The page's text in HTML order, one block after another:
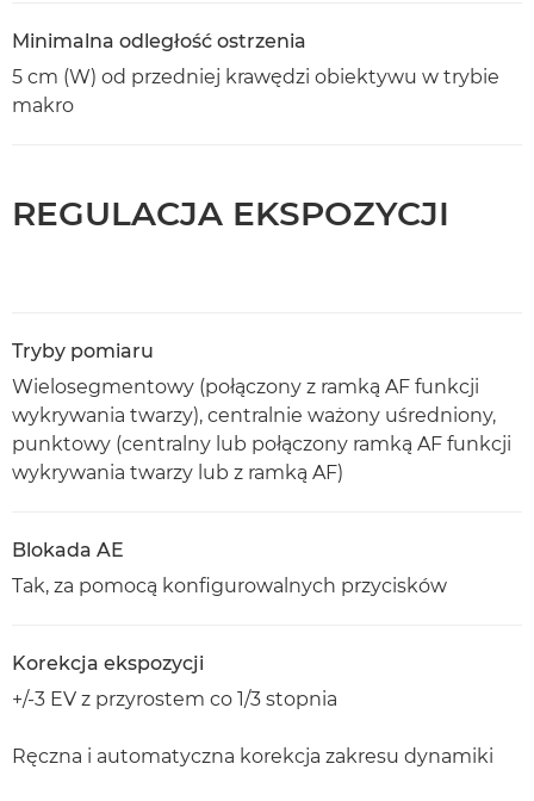
Minimalna odległość ostrzenia
5 cm (W) od przedniej krawędzi obiektywu w trybie
makro
REGULACJA EKSPOZYCJI
Tryby pomiaru
Wielosegmentowy (połączony z ramką AF funkcji
wykrywania twarzy), centralnie ważony uśredniony,
punktowy (centralny lub połączony ramką AF funkcji
wykrywania twarzy lub z ramką AF)
Blokada AE
Tak, za pomocą konfigurowalnych przycisków
Korekcja ekspozycji
+/-3 EV z przyrostem co 1/3 stopnia
Ręczna i automatyczna korekcja zakresu dynamiki